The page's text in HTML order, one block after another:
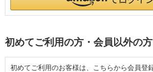
初めてご利用の方・会員以外の方
初めてご利用のお客様は、こちらから会員登